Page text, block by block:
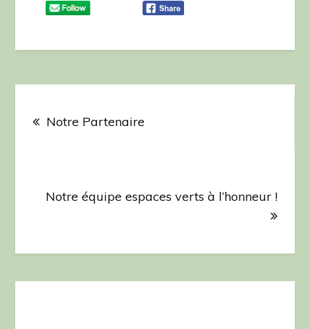
Navigation
de
l’article
Notre Partenaire
Notre équipe espaces verts à l’honneur !